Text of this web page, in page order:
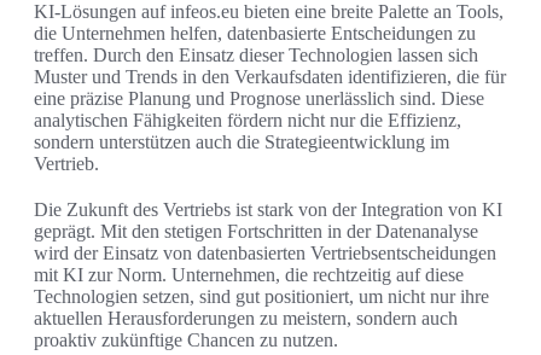
KI-Lösungen auf infeos.eu bieten eine breite Palette an Tools,
die Unternehmen helfen, datenbasierte Entscheidungen zu
treffen. Durch den Einsatz dieser Technologien lassen sich
Muster und Trends in den Verkaufsdaten identifizieren, die für
eine präzise Planung und Prognose unerlässlich sind. Diese
analytischen Fähigkeiten fördern nicht nur die Effizienz,
sondern unterstützen auch die Strategieentwicklung im
Vertrieb.
Die Zukunft des Vertriebs ist stark von der Integration von KI
geprägt. Mit den stetigen Fortschritten in der Datenanalyse
wird der Einsatz von datenbasierten Vertriebsentscheidungen
mit KI zur Norm. Unternehmen, die rechtzeitig auf diese
Technologien setzen, sind gut positioniert, um nicht nur ihre
aktuellen Herausforderungen zu meistern, sondern auch
proaktiv zukünftige Chancen zu nutzen.